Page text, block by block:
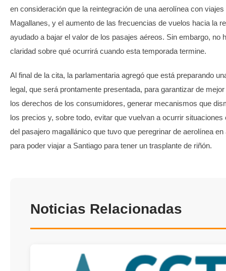
en consideración que la reintegración de una aerolínea con viajes
Magallanes, y el aumento de las frecuencias de vuelos hacia la
ayudado a bajar el valor de los pasajes aéreos. Sin embargo, no
claridad sobre qué ocurrirá cuando esta temporada termine.
Al final de la cita, la parlamentaria agregó que está preparando
legal, que será prontamente presentada, para garantizar de
los derechos de los consumidores, generar mecanismos que
los precios y, sobre todo, evitar que vuelvan a ocurrir situaciones
del pasajero magallánico que tuvo que peregrinar de aerolínea en
para poder viajar a Santiago para tener un trasplante de riñón.
Noticias Relacionadas